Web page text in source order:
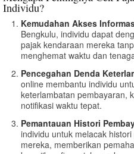
Individu?
Kemudahan Akses
Bengkulu, individu dapat
pajak kendaraan mereka
menghemat waktu dan
Pencegahan Denda
online membantu individu
keterlambatan pembayaran,
notifikasi waktu tepat.
Pemantauan Histori
individu untuk melacak
mereka, memberikan